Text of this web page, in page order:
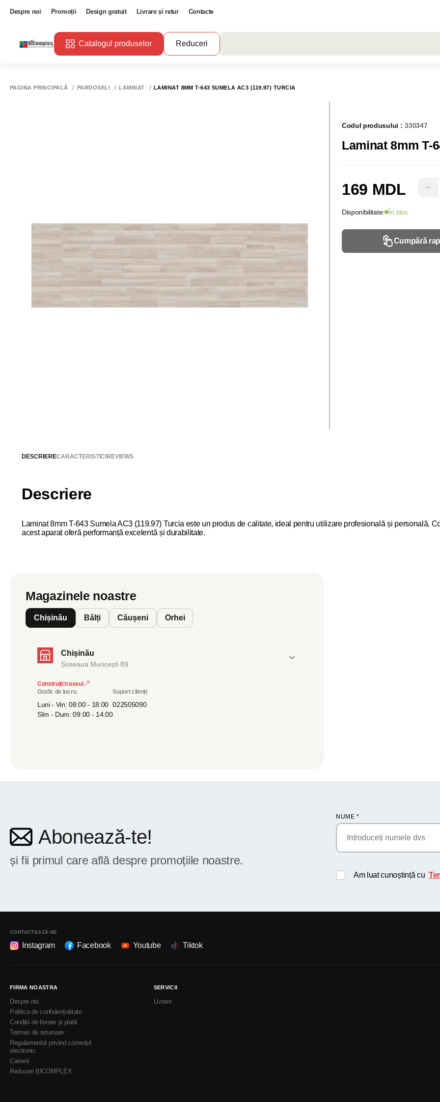
Despre noi Promoții Design gratuit Livrare și retur Contacte
Catalogul produselor Reduceri
PAGINA PRINCIPALĂ PARDOSELI LAMINAT LAMINAT 8MM T-643 SUMELA AC3 (119.97) TURCIA
Codul produsului : 330347
Laminat 8mm T-
169 MDL −
Disponibilitate: În stoc
Cumpără
DESCRIERECARACTERISTICI REVIEWS
Descriere
Laminat 8mm T-643 Sumela AC3 (119.97) Turcia este un produs de calitate, ideal pentru utilizare profesională și personală.
acest aparat oferă performanță excelentă și durabilitate.
Magazinele noastre
Chișinău Bălți Căușeni Orhei
Chișinău
Șoseaua Muncești 89
Construiți traseul
Grafic de lucru
Luni - Vin: 08:00 - 18:00
Sîm - Dum: 09:00 - 14:00
Suport clienți
022505090
Abonează-te!
și fii primul care află despre promoțiile noastre.
NUME *
Am luat cunoștință cu
CONTACTEAZĂ-NE
Instagram Facebook Youtube Tiktok
FIRMA NOASTRA
Despre noi
Politica de confidențialitate
Condiții de livrare și plată
Termen de returnare
Regulamentul privind comerțul
electronic
Carieră
Reduceri BICOMPLEX
SERVICII
Livrare